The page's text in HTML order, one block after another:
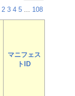
2 3 4 5 ... 108
マニフェス
トID